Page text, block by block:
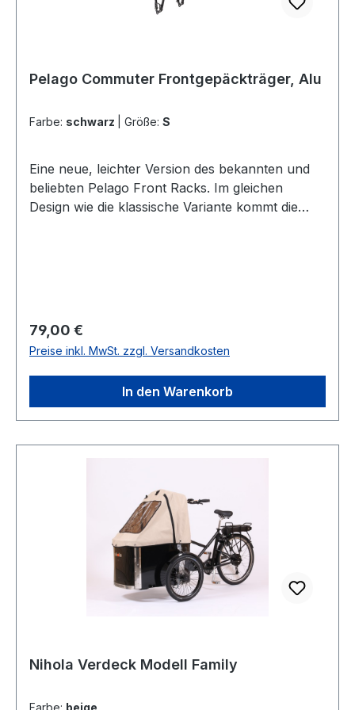
Pelago Commuter Frontgepäckträger, Alu
Farbe: schwarz Größe: S
Eine neue, leichter Version des bekannten und
beliebten Pelago Front Racks. Im gleichen
Design wie die klassische Variante kommt die
load capacity(platform, left side, right side) 10 kg
10 kg 10 kg Attachment points Fork crown -
Rack eyelet, fender eyelet, front hub axle Same
as L Same as L
Regulärer Preis:
79,00 €
Preise inkl. MwSt. zzgl. Versandkosten
In den Warenkorb
Nihola Verdeck Modell Family